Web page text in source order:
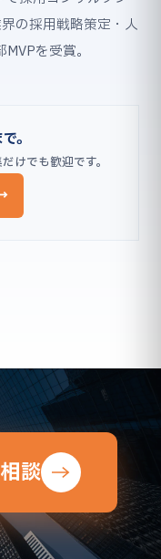
の採用戦略策定・人
を受賞。
。
けでも歓迎です。
談